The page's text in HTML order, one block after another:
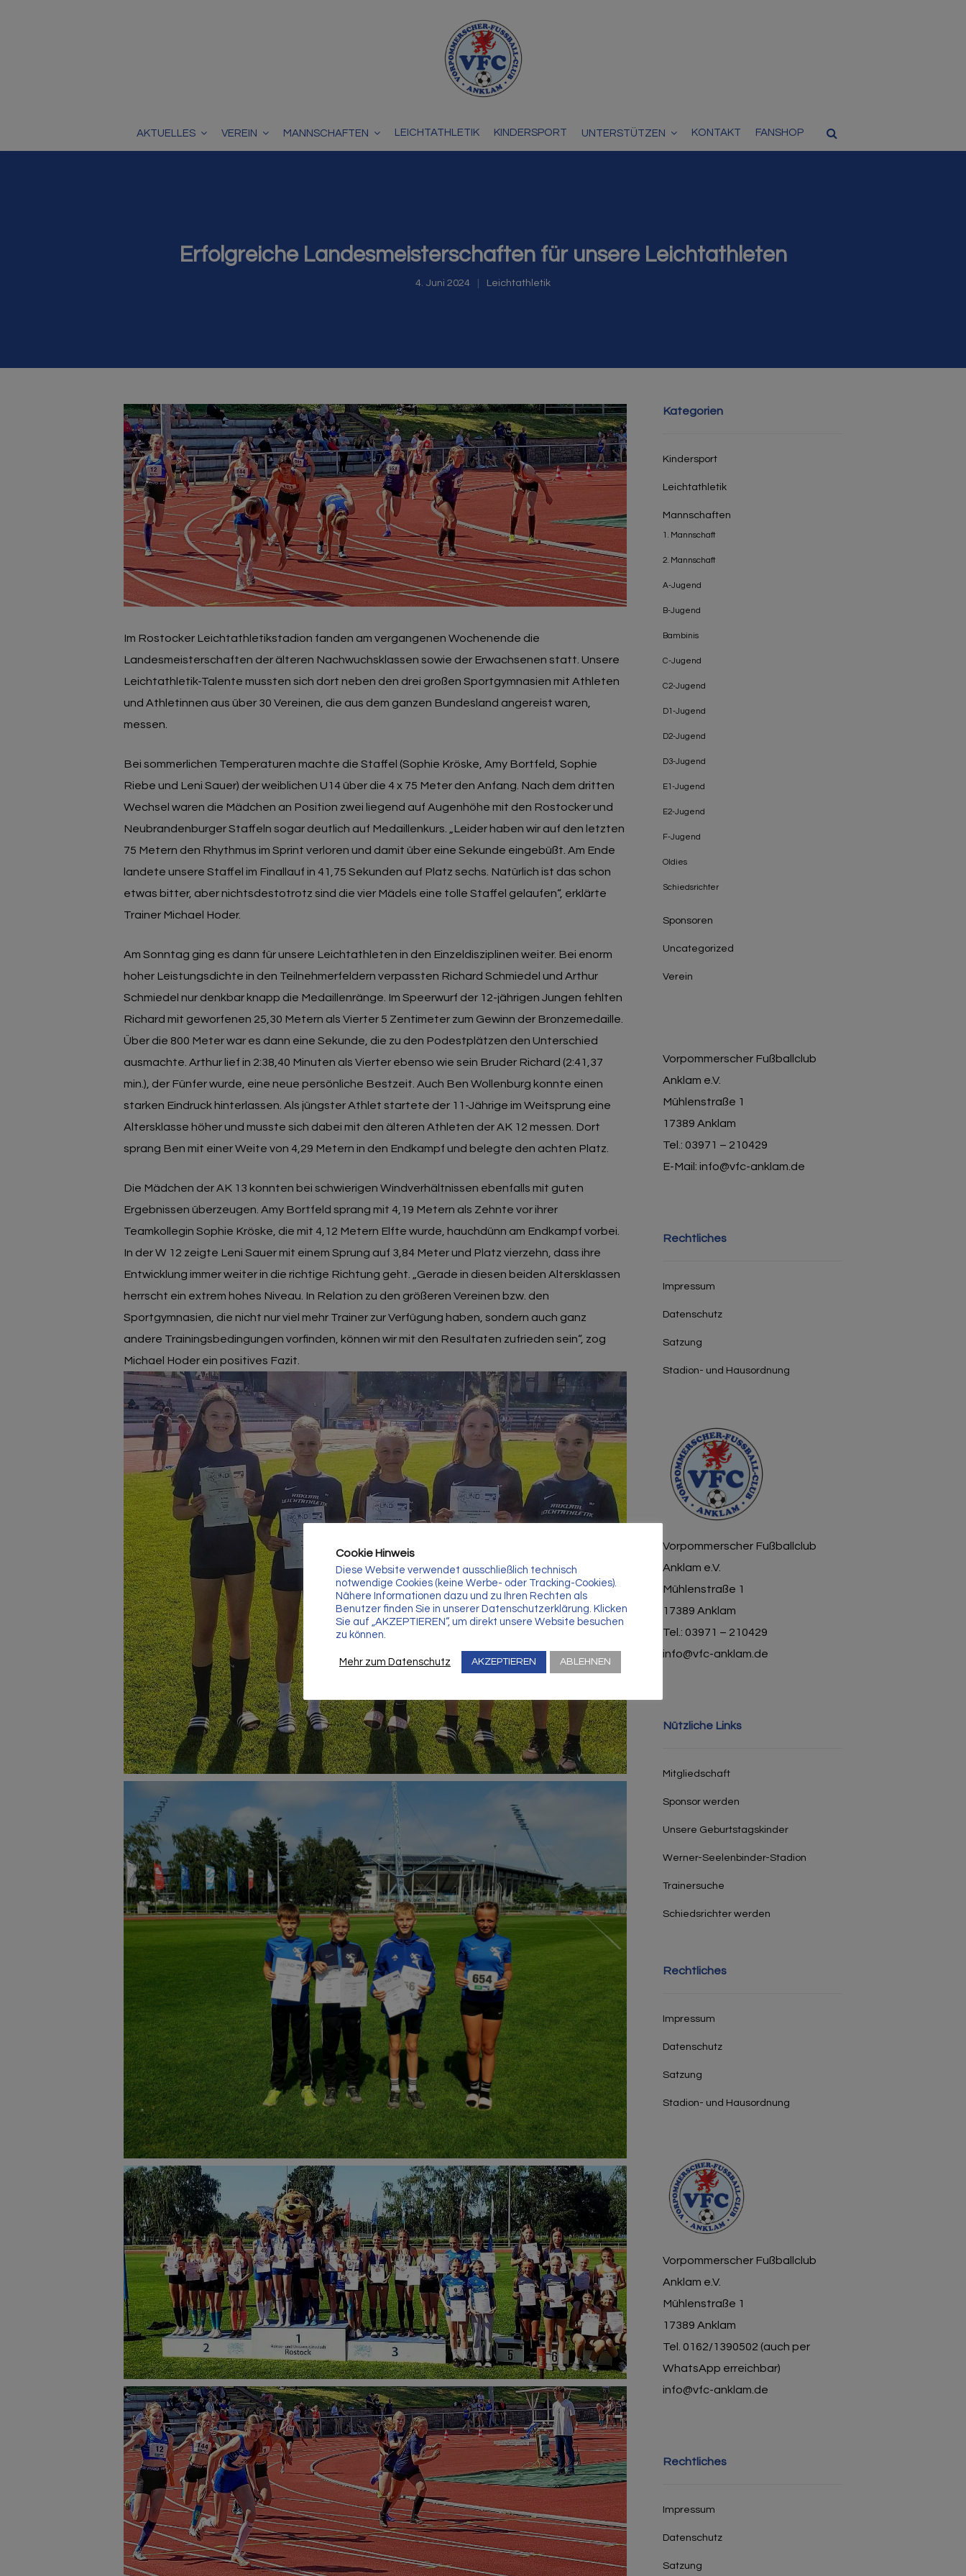
AKTUELLES VEREIN MANNSCHAFTEN LEICHTATHLETIK KINDERSPORT UNTERSTÜTZEN KONTAKT FANSHOP
Erfolgreiche Landesmeisterschaften für unsere Leichtathleten
4. Juni 2024 Leichtathletik
Im Rostocker Leichtathletikstadion fanden am vergangenen Wochenende die
Landesmeisterschaften der älteren Nachwuchsklassen sowie der Erwachsenen statt. Unsere
Leichtathletik-Talente mussten sich dort neben den drei großen Sportgymnasien mit Athleten
und Athletinnen aus über 30 Vereinen, die aus dem ganzen Bundesland angereist waren,
messen.
Bei sommerlichen Temperaturen machte die Staffel (Sophie Kröske, Amy Bortfeld, Sophie
Riebe und Leni Sauer) der weiblichen U14 über die 4 x 75 Meter den Anfang. Nach dem dritten
Wechsel waren die Mädchen an Position zwei liegend auf Augenhöhe mit den Rostocker und
Neubrandenburger Staffeln sogar deutlich auf Medaillenkurs. „Leider haben wir auf den letzten
75 Metern den Rhythmus im Sprint verloren und damit über eine Sekunde eingebüßt. Am Ende
landete unsere Staffel im Finallauf in 41,75 Sekunden auf Platz sechs. Natürlich ist das schon
etwas bitter, aber nichtsdestotrotz sind die vier Mädels eine tolle Staffel gelaufen“, erklärte
Trainer Michael Hoder.
Am Sonntag ging es dann für unsere Leichtathleten in den Einzeldisziplinen weiter. Bei enorm
hoher Leistungsdichte in den Teilnehmerfeldern verpassten Richard Schmiedel und Arthur
Schmiedel nur denkbar knapp die Medaillenränge. Im Speerwurf der 12-jährigen Jungen fehlten
Richard mit geworfenen 25,30 Metern als Vierter 5 Zentimeter zum Gewinn der Bronzemedaille.
Über die 800 Meter war es dann eine Sekunde, die zu den Podestplätzen den Unterschied
ausmachte. Arthur lief in 2:38,40 Minuten als Vierter ebenso wie sein Bruder Richard (2:41,37
min.), der Fünfer wurde, eine neue persönliche Bestzeit. Auch Ben Wollenburg konnte einen
starken Eindruck hinterlassen. Als jüngster Athlet startete der 11-Jährige im Weitsprung eine
Altersklasse höher und musste sich dabei mit den älteren Athleten der AK 12 messen. Dort
sprang Ben mit einer Weite von 4,29 Metern in den Endkampf und belegte den achten Platz.
Die Mädchen der AK 13 konnten bei schwierigen Windverhältnissen ebenfalls mit guten
Ergebnissen überzeugen. Amy Bortfeld sprang mit 4,19 Metern als Zehnte vor ihrer
Teamkollegin Sophie Kröske, die mit 4,12 Metern Elfte wurde, hauchdünn am Endkampf vorbei.
In der W 12 zeigte Leni Sauer mit einem Sprung auf 3,84 Meter und Platz vierzehn, dass ihre
Entwicklung immer weiter in die richtige Richtung geht. „Gerade in diesen beiden Altersklassen
herrscht ein extrem hohes Niveau. In Relation zu den größeren Vereinen bzw. den
Sportgymnasien, die nicht nur viel mehr Trainer zur Verfügung haben, sondern auch ganz
andere Trainingsbedingungen vorfinden, können wir mit den Resultaten zufrieden sein“, zog
Michael Hoder ein positives Fazit.
Kategorien
Kindersport
Leichtathletik
Mannschaften
1. Mannschaft
2. Mannschaft
A-Jugend
B-Jugend
Bambinis
C-Jugend
C2-Jugend
D1-Jugend
D2-Jugend
D3-Jugend
E1-Jugend
E2-Jugend
F-Jugend
Oldies
Schiedsrichter
Sponsoren
Uncategorized
Verein
Vorpommerscher Fußballclub
Anklam e.V.
Mühlenstraße 1
17389 Anklam
Tel.: 03971 – 210429
E-Mail: info@vfc-anklam.de
Rechtliches
Impressum
Datenschutz
Satzung
Stadion- und Hausordnung
Vorpommerscher Fußballclub
Anklam e.V.
Mühlenstraße 1
17389 Anklam
Tel.: 03971 – 210429
info@vfc-anklam.de
Nützliche Links
Mitgliedschaft
Sponsor werden
Unsere Geburtstagskinder
Werner-Seelenbinder-Stadion
Trainersuche
Schiedsrichter werden
Rechtliches
Impressum
Datenschutz
Satzung
Stadion- und Hausordnung
Vorpommerscher Fußballclub
Anklam e.V.
Mühlenstraße 1
17389 Anklam
Tel. 0162/1390502 (auch per
WhatsApp erreichbar)
info@vfc-anklam.de
Rechtliches
Impressum
Datenschutz
Satzung
Cookie Hinweis
Diese Website verwendet ausschließlich technisch
notwendige Cookies (keine Werbe- oder Tracking-Cookies).
Nähere Informationen dazu und zu Ihren Rechten als
Benutzer finden Sie in unserer Datenschutzerklärung. Klicken
Sie auf „AKZEPTIEREN“, um direkt unsere Website besuchen
zu können.
Mehr zum Datenschutz AKZEPTIEREN ABLEHNEN